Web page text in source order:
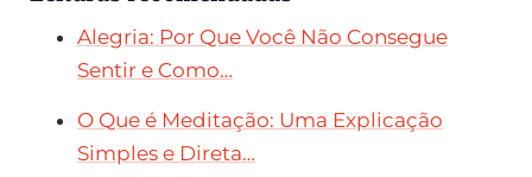
Alegria: Por Que Você Não Consegue
Sentir e Como…
O Que é Meditação: Uma Explicação
Simples e Direta…